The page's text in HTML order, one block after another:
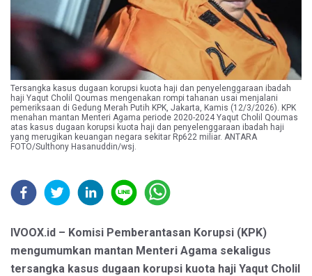
Tersangka kasus dugaan korupsi kuota haji dan penyelenggaraan ibadah
haji Yaqut Cholil Qoumas mengenakan rompi tahanan usai menjalani
pemeriksaan di Gedung Merah Putih KPK, Jakarta, Kamis (12/3/2026). KPK
menahan mantan Menteri Agama periode 2020-2024 Yaqut Cholil Qoumas
atas kasus dugaan korupsi kuota haji dan penyelenggaraan ibadah haji
yang merugikan keuangan negara sekitar Rp622 miliar. ANTARA
FOTO/Sulthony Hasanuddin/wsj.
IVOOX.id – Komisi Pemberantasan Korupsi (KPK)
mengumumkan mantan Menteri Agama sekaligus
tersangka kasus dugaan korupsi kuota haji Yaqut Cholil